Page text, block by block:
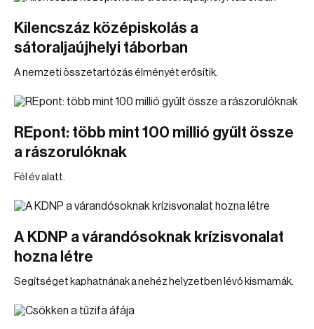
Kilencszáz középiskolás a
sátoraljaújhelyi táborban
A nemzeti összetartózás élményét erősítik.
REpont: több mint 100 millió gyűlt össze
a rászorulóknak
Fél év alatt.
A KDNP a várandósoknak krízisvonalat
hozna létre
Segítséget kaphatnának a nehéz helyzetben lévő kismamák.